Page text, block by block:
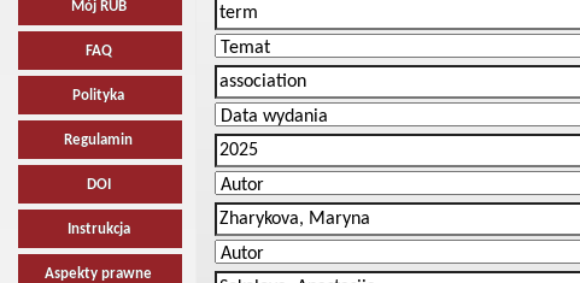
Mój RUB
FAQ
Polityka
Regulamin
DOI
Instrukcja
Aspekty prawne